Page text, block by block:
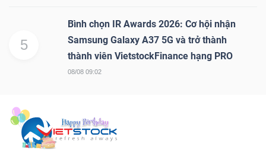
5
Bình chọn IR Awards 2026: Cơ hội nhận
Samsung Galaxy A37 5G và trở thành
thành viên VietstockFinance hạng PRO
08/08 09:02